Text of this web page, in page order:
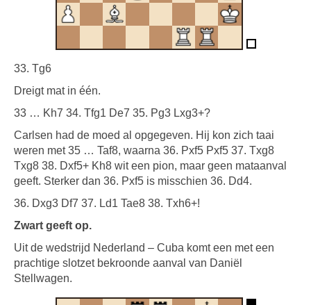
33. Tg6
Dreigt mat in één.
33 … Kh7 34. Tfg1 De7 35. Pg3 Lxg3+?
Carlsen had de moed al opgegeven. Hij kon zich taai
weren met 35 … Taf8, waarna 36. Pxf5 Pxf5 37. Txg8
Txg8 38. Dxf5+ Kh8 wit een pion, maar geen mataanval
geeft. Sterker dan 36. Pxf5 is misschien 36. Dd4.
36. Dxg3 Df7 37. Ld1 Tae8 38. Txh6+!
Zwart geeft op.
Uit de wedstrijd Nederland – Cuba komt een met een
prachtige slotzet bekroonde aanval van Daniël
Stellwagen.